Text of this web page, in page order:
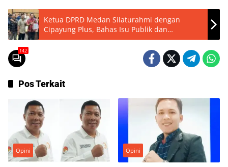
Ketua DPRD Medan Silaturahmi dengan
Cipayung Plus, Bahas Isu Publik dan
Kebijakan Pemerintah
142
Pos Terkait
Opini Opini